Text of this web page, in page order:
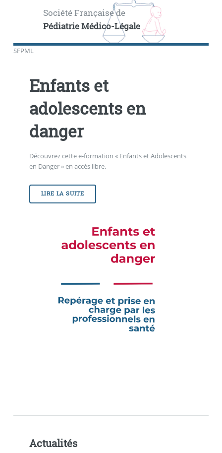
Société Française de
Pédiatrie Médico-Légale
SFPML
Enfants et
adolescents en
danger
Découvrez cette e-formation « Enfants et Adolescents
en Danger » en accès libre.
LIRE LA SUITE
Actualités